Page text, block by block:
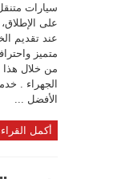
سيارات
على
عند تقديم
متميز
من خلال
الجهراء .
الأفضل ...
أكمل